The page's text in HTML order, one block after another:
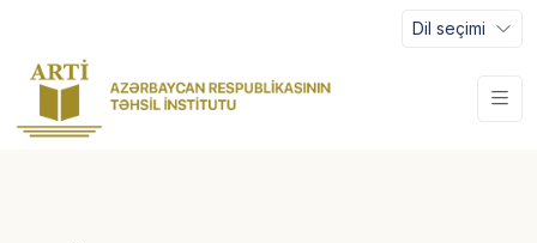
Dil seçimi